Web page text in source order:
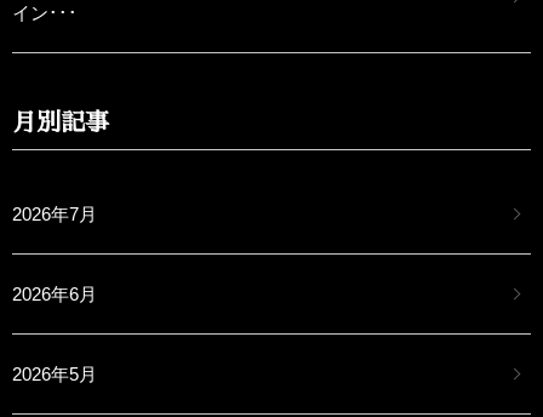
イン･･･
月別記事
2026年7月
2026年6月
2026年5月